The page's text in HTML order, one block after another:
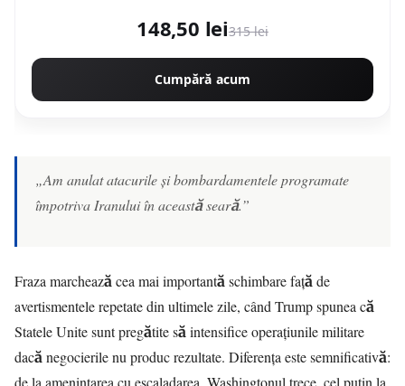
148,50 lei315 lei
Cumpără acum
„Am anulat atacurile și bombardamentele programate
împotriva Iranului în această seară.”
Fraza marchează cea mai importantă schimbare față de
avertismentele repetate din ultimele zile, când Trump spunea că
Statele Unite sunt pregătite să intensifice operațiunile militare
dacă negocierile nu produc rezultate. Diferența este semnificativă:
de la amenințarea cu escaladarea, Washingtonul trece, cel puțin la